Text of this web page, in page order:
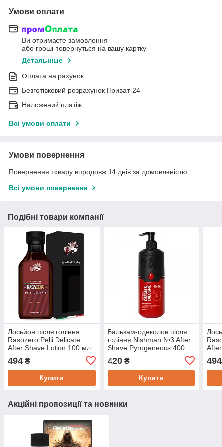
Умови оплати
Ви отримаєте замовлення
або гроші повернуться на вашу картку
Детальніше
Оплата на рахунок
Безготівковий розрахунок Приват-24
Наложений платіж.
Всі умови оплати
Умови повернення
Повернення товару впродовж 14 днів за домовленістю
Всі умови повернення
Подібні товари компанії
Лосьйон після гоління
Rasozero Pelli Delicate
After Shave Lotion 100 мл
494 ₴
Купити
Бальзам-одеколон після
гоління Nishman №3 After
Shave Pyrogeneous 400
420₴
Купити
494
Акційні пропозиції та новинки